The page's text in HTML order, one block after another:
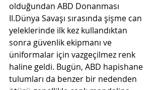
olduğundan ABD Donanması
II.Dünya Savaşı sırasında şişme can
yeleklerinde ilk kez kullandıktan
sonra güvenlik ekipmanı ve
üniformalar için vazgeçilmez renk
haline geldi. Bugün, ABD hapishane
tulumları da benzer bir nedenden